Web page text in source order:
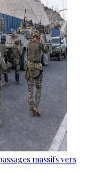
massifs vers